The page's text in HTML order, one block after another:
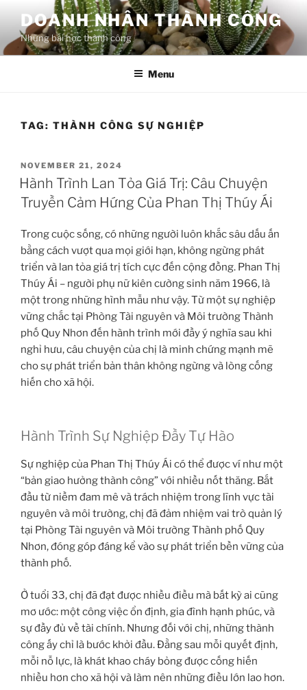
content
DOANH NHÂN THÀNH CÔNG
Những bài học thành công
Menu
TAG: THÀNH CÔNG SỰ NGHIỆP
POSTED
ON
NOVEMBER 21, 2024
Hành Trình Lan Tỏa Giá Trị: Câu Chuyện
Truyền Cảm Hứng Của Phan Thị Thúy Ái
Trong cuộc sống, có những người luôn khắc sâu dấu ấn
bằng cách vượt qua mọi giới hạn, không ngừng phát
triển và lan tỏa giá trị tích cực đến cộng đồng. Phan Thị
Thúy Ái – người phụ nữ kiên cường sinh năm 1966, là
một trong những hình mẫu như vậy. Từ một sự nghiệp
vững chắc tại Phòng Tài nguyên và Môi trường Thành
phố Quy Nhơn đến hành trình mới đầy ý nghĩa sau khi
nghỉ hưu, câu chuyện của chị là minh chứng mạnh mẽ
cho sự phát triển bản thân không ngừng và lòng cống
hiến cho xã hội.
Hành Trình Sự Nghiệp Đầy Tự Hào
Sự nghiệp của Phan Thị Thúy Ái có thể được ví như một
“bản giao hưởng thành công” với nhiều nốt thăng. Bắt
đầu từ niềm đam mê và trách nhiệm trong lĩnh vực tài
nguyên và môi trường, chị đã đảm nhiệm vai trò quản lý
tại Phòng Tài nguyên và Môi trường Thành phố Quy
Nhơn, đóng góp đáng kể vào sự phát triển bền vững của
thành phố.
Ở tuổi 33, chị đã đạt được nhiều điều mà bất kỳ ai cũng
mơ ước: một công việc ổn định, gia đình hạnh phúc, và
sự đầy đủ về tài chính. Nhưng đối với chị, những thành
công ấy chỉ là bước khởi đầu. Đằng sau mỗi quyết định,
mỗi nỗ lực, là khát khao cháy bỏng được cống hiến
nhiều hơn cho xã hội và làm nên những điều lớn lao hơn.